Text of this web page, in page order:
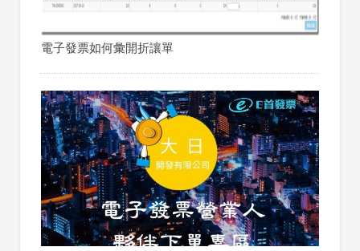
電子發票如何彙開折讓單